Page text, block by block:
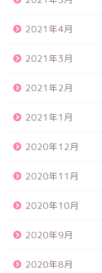
2021年4月
2021年3月
2021年2月
2021年1月
2020年12月
2020年11月
2020年10月
2020年9月
2020年8月